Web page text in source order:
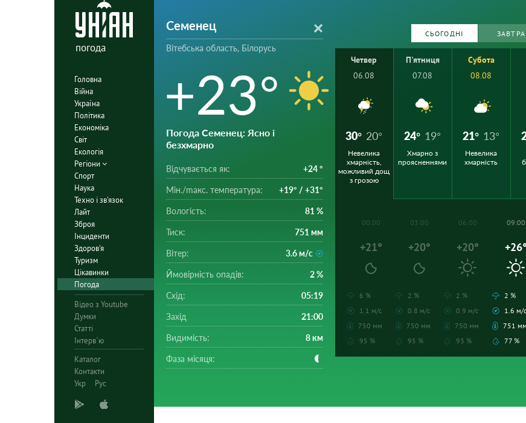
погода
Головна
Війна
Україна
Політика
Економіка
Світ
Екологія
Регіони
Спорт
Наука
Техно і зв'язок
Лайт
Зброя
Інциденти
Здоров'я
Туризм
Цікавинки
Погода
Відео з Youtube
Думки
Статті
Інтерв`ю
Каталог
Контакти
Укр
Рус
Семенец
Вітебська область, Білорусь
+23°
Погода Семенец: Ясно і
безхмарно
Відчувається як: +24 °
Мін./mакс. температура: +19° / +31°
Вологість: 81 %
Тиск: 751 мм
Вітер: 3.6 м/с
Ймовірність опадів: 2 %
Схід: 05:19
Захід 21:00
Видимість: 8 км
Фаза місяця:
СЬОГОДНІ ЗАВТРА
Четвер
06.08
30° 20°
Невелика
хмарність,
можливий дощ
з грозою
П'ятниця
07.08
24° 19°
Хмарно з
проясненнями
Субота
08.08
21° 13°
Невелика
хмарність
00:00
+21°
6 %
1.1 м/с
750 мм
95 %
03:00
+20°
2 %
0.8 м/с
750 мм
95 %
06:00
+20°
2 %
0.9 м/с
750 мм
93 %
09:00
+26°
2 %
1.6 м/с
751 мм
77 %